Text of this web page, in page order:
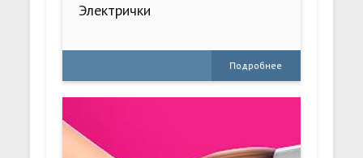
Электрички
Подробнее